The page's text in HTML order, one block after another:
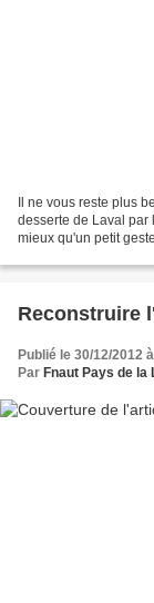
Il ne vous reste plus
desserte de Laval par
mieux qu'un petit
Reconstruire
Publié le 30/12/2012
Par Fnaut Pays de la